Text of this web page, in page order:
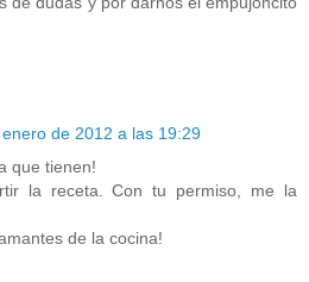
de 2012 a las 19:29
que tienen!
la receta. Con tu permiso, me la
de la cocina!